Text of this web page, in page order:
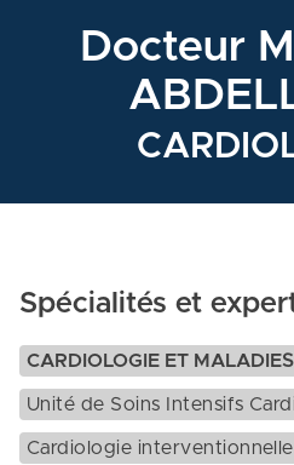
Docteur
Spécialités et
CARDIOLOGIE ET
Unité de Soins Intensifs
Cardiologie interventionnelle